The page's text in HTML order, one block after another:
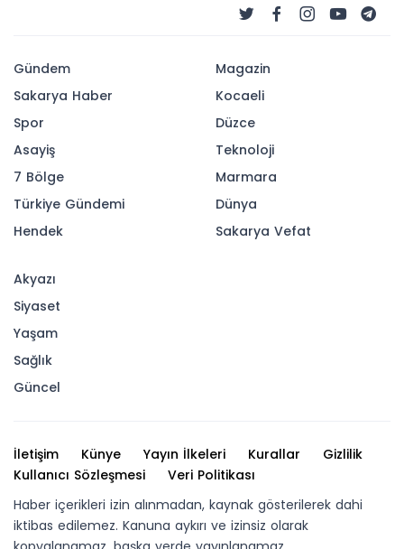
Gündem
Sakarya Haber
Spor
Asayiş
7 Bölge
Türkiye Gündemi
Hendek
Magazin
Kocaeli
Düzce
Teknoloji
Marmara
Dünya
Sakarya Vefat
Akyazı
Siyaset
Yaşam
Sağlık
Güncel
İletişim Künye Yayın İlkeleri Kurallar
Gizlilik
Kullanıcı Sözleşmesi
Veri Politikası
Haber içerikleri izin alınmadan, kaynak gösterilerek dahi
iktibas edilemez. Kanuna aykırı ve izinsiz olarak